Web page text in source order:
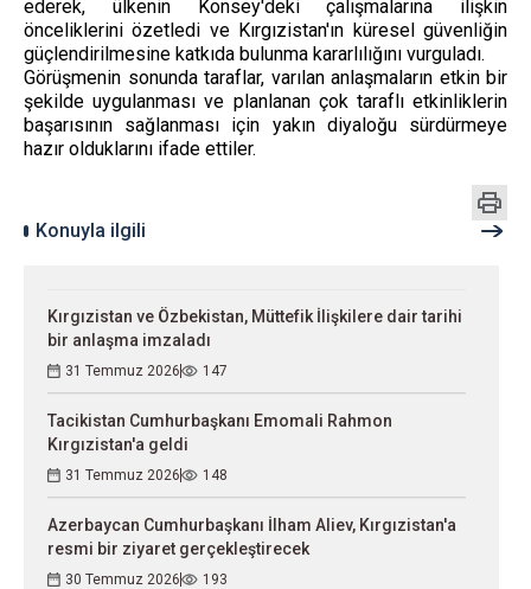
ederek, ülkenin Konsey'deki çalışmalarına ilişkin
önceliklerini özetledi ve Kırgızistan'ın küresel güvenliğin
güçlendirilmesine katkıda bulunma kararlılığını vurguladı.
Görüşmenin sonunda taraflar, varılan anlaşmaların etkin bir
şekilde uygulanması ve planlanan çok taraflı etkinliklerin
başarısının sağlanması için yakın diyaloğu sürdürmeye
hazır olduklarını ifade ettiler.
Konuyla ilgili
Kırgızistan ve Özbekistan, Müttefik İlişkilere dair tarihi
bir anlaşma imzaladı
31 Temmuz 2026 147
Tacikistan Cumhurbaşkanı Emomali Rahmon
Kırgızistan'a geldi
31 Temmuz 2026 148
Azerbaycan Cumhurbaşkanı İlham Aliev, Kırgızistan'a
resmi bir ziyaret gerçekleştirecek
30 Temmuz 2026 193